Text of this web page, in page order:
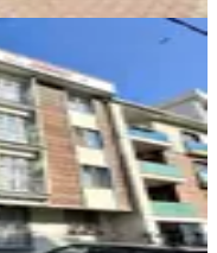
Yakın 2+1
18.06.2026